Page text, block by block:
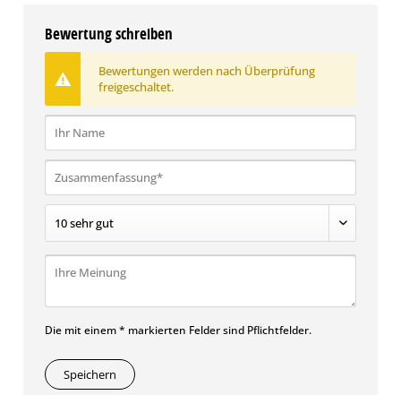
Bewertung schreiben
Bewertungen werden nach Überprüfung
freigeschaltet.
Die mit einem * markierten Felder sind Pflichtfelder.
Speichern